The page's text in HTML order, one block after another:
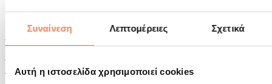
Συναίνεση Λεπτομέρειες Σχετικά
Αυτή η ιστοσελίδα χρησιμοποιεί cookies
Κατηγορίες
Τρόφιμα
Ξηροί Καρποί